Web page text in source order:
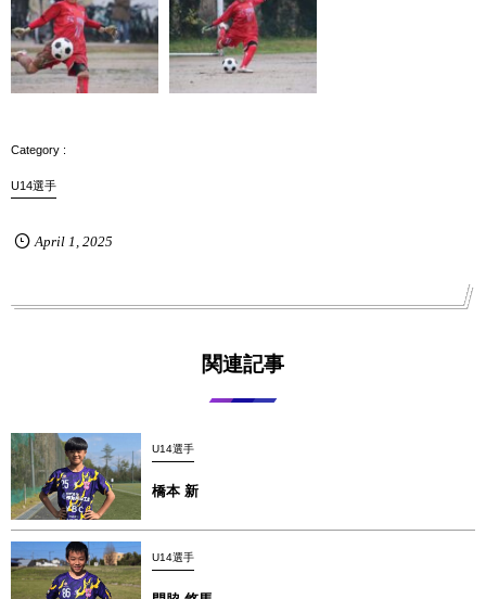
U14選手
April 1 2025
関連記事
U14選手
橋本 新
U14選手